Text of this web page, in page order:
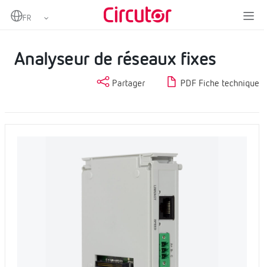
Home Mesure et contrôle
Analyseurs de réseaux fixes
Analyseur de réseaux fixes
Partager PDF Fiche technique